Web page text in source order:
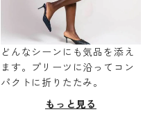
どんなシーンにも気品を添え
ます。プリーツに沿ってコン
パクトに折りたたみ。
もっと見る